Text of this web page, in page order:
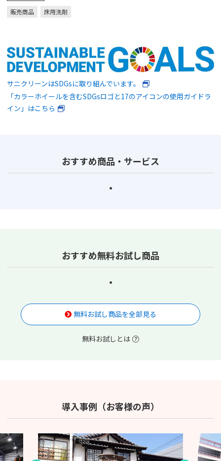
販売商品 床用洗剤
サニクリーンはSDGsに取り組んでいます。
「カラーホイールを含むSDGsロゴと17のアイコンの使用ガイドラ
イン」はこちら
おすすめ商品・サービス
おすすめ無料お試し商品
無料お試し商品を全部見る
無料お試しとは
導入事例（お客様の声）